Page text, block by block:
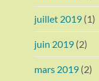
juillet 2019 (1)
juin 2019 (2)
mars 2019 (2)